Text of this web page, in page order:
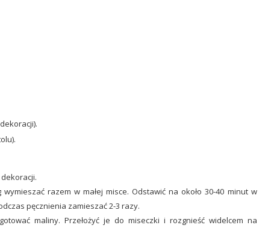
razem w małej misce. Odstawić na około 30-40 minut w
pęcznienia zamieszać 2-3 razy.
maliny. Przełożyć je do miseczki i rozgnieść widelcem na